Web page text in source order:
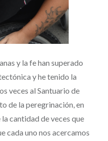
y la fe han superado
y he tenido la
veces al Santuario de
de la peregrinación, en
cantidad de veces que
cada uno nos acercamos